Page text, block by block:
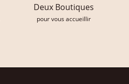
Deux Boutiques
pour vous accueillir